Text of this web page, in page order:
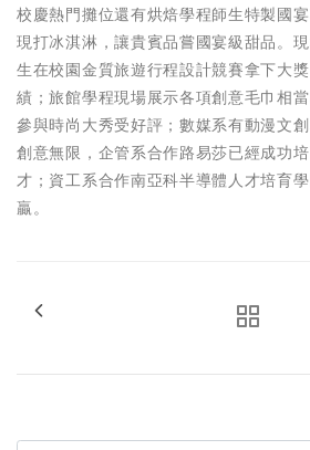
校慶熱門攤位還有烘焙學程師生特製國
現打冰淇淋，讓貴賓品嘗國宴級甜品。
生在校園金質旅遊行程設計競賽拿下大
績；旅館學程現場展示各項創意毛巾相
參與時尚大秀受好評；數媒系有動漫文
創意無限，企管系合作路易莎已經成功
才；資工系合作南亞科半導體人才培育
贏。